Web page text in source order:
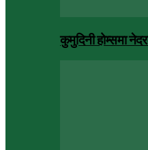
कुमुदिनी होम्समा